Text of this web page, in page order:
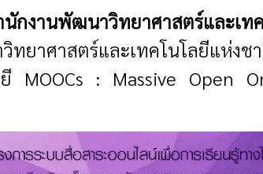
นักงานพัฒนาวิทยาศาสตร์และเ
ยาศาสตร์และเทคโนโลยีแห่งช
MOOCs : Massive Open